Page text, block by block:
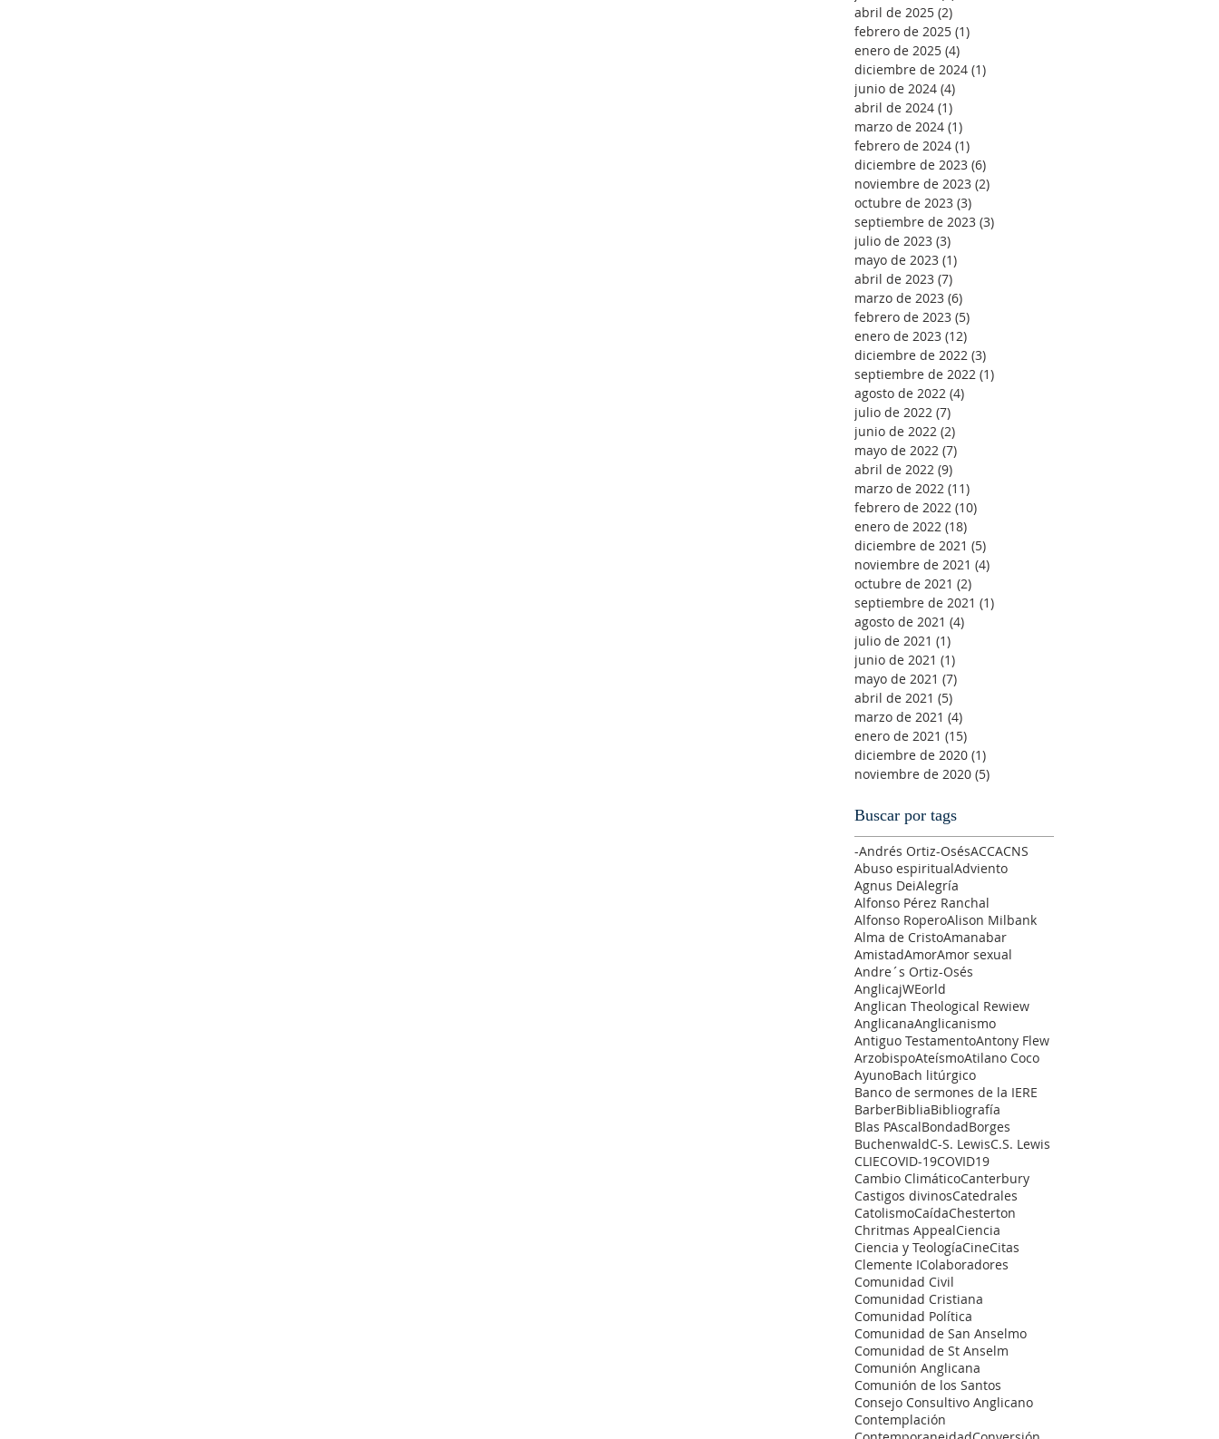
abril de 2025 (2)
febrero de 2025 (1)
enero de 2025 (4)
diciembre de 2024 (1)
junio de 2024 (4)
abril de 2024 (1)
marzo de 2024 (1)
febrero de 2024 (1)
diciembre de 2023 (6)
noviembre de 2023 (2)
octubre de 2023 (3)
septiembre de 2023 (3)
julio de 2023 (3)
mayo de 2023 (1)
abril de 2023 (7)
marzo de 2023 (6)
febrero de 2023 (5)
enero de 2023 (12)
diciembre de 2022 (3)
septiembre de 2022 (1)
agosto de 2022 (4)
julio de 2022 (7)
junio de 2022 (2)
mayo de 2022 (7)
abril de 2022 (9)
marzo de 2022 (11)
febrero de 2022 (10)
enero de 2022 (18)
diciembre de 2021 (5)
noviembre de 2021 (4)
octubre de 2021 (2)
septiembre de 2021 (1)
agosto de 2021 (4)
julio de 2021 (1)
junio de 2021 (1)
mayo de 2021 (7)
abril de 2021 (5)
marzo de 2021 (4)
enero de 2021 (15)
diciembre de 2020 (1)
noviembre de 2020 (5)
Buscar por tags
-Andrés Ortiz-OsésACCACNS
Abuso espiritualAdviento
Agnus DeiAlegría
Alfonso Pérez Ranchal
Alfonso RoperoAlison Milbank
Alma de CristoAmanabar
AmistadAmorAmor sexual
Andre´s Ortiz-Osés
AnglicajWEorld
Anglican Theological Rewiew
AnglicanaAnglicanismo
Antiguo TestamentoAntony Flew
ArzobispoAteísmoAtilano Coco
AyunoBach litúrgico
Banco de sermones de la IERE
BarberBibliaBibliografía
Blas PAscalBondadBorges
BuchenwaldC-S. LewisC.S. Lewis
CLIECOVID-19COVID19
Cambio ClimáticoCanterbury
Castigos divinosCatedrales
CatolismoCaídaChesterton
Chritmas AppealCiencia
Ciencia y TeologíaCineCitas
Clemente IColaboradores
Comunidad Civil
Comunidad Cristiana
Comunidad Política
Comunidad de San Anselmo
Comunidad de St Anselm
Comunión Anglicana
Comunión de los Santos
Consejo Consultivo Anglicano
Contemplación